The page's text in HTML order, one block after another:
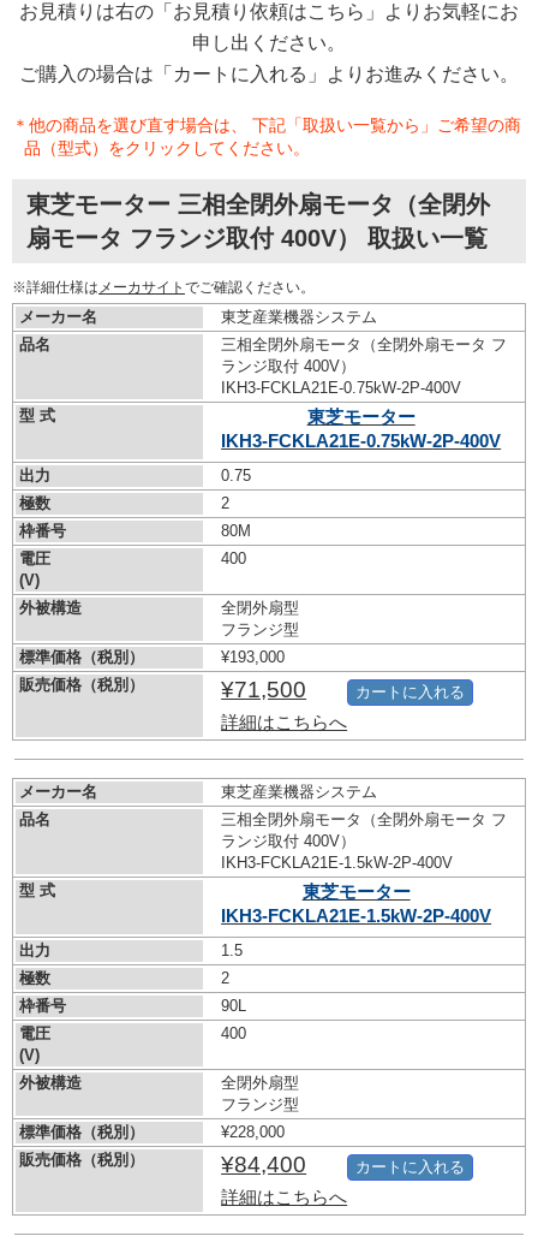
お見積りは右の「お見積り依頼はこちら」よりお気軽にお
申し出ください。
ご購入の場合は「カートに入れる」よりお進みください。
＊他の商品を選び直す場合は、 下記「取扱い一覧から」ご希望の商
品（型式）をクリックしてください。
東芝モーター 三相全閉外扇モータ（全閉外
扇モータ フランジ取付 400V） 取扱い一覧
※詳細仕様は メーカサイト でご確認ください。
メーカー名
東芝産業機器システム
品名
三相全閉外扇モータ（全閉外扇モータ フ
ランジ取付 400V）
IKH3-FCKLA21E-0.75kW-2P-400V
型 式
東芝モーター
IKH3-FCKLA21E-0.75kW-2P-400V
出力
0.75
極数
2
枠番号
80M
電圧
(V)
400
外被構造
全閉外扇型
フランジ型
標準価格（税別）
¥193,000
販売価格（税別）
¥71,500
詳細はこちらへ
カートに入れる
メーカー名
東芝産業機器システム
品名
三相全閉外扇モータ（全閉外扇モータ フ
ランジ取付 400V）
IKH3-FCKLA21E-1.5kW-2P-400V
型 式
東芝モーター
IKH3-FCKLA21E-1.5kW-2P-400V
出力
1.5
極数
2
枠番号
90L
電圧
(V)
400
外被構造
全閉外扇型
フランジ型
標準価格（税別）
¥228,000
販売価格（税別）
¥84,400
詳細はこちらへ
カートに入れる